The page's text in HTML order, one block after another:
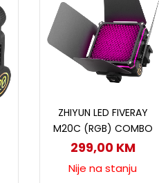
ZHIYUN LED FIVERAY
M20C (RGB) COMBO
299,00 KM
Nije na stanju